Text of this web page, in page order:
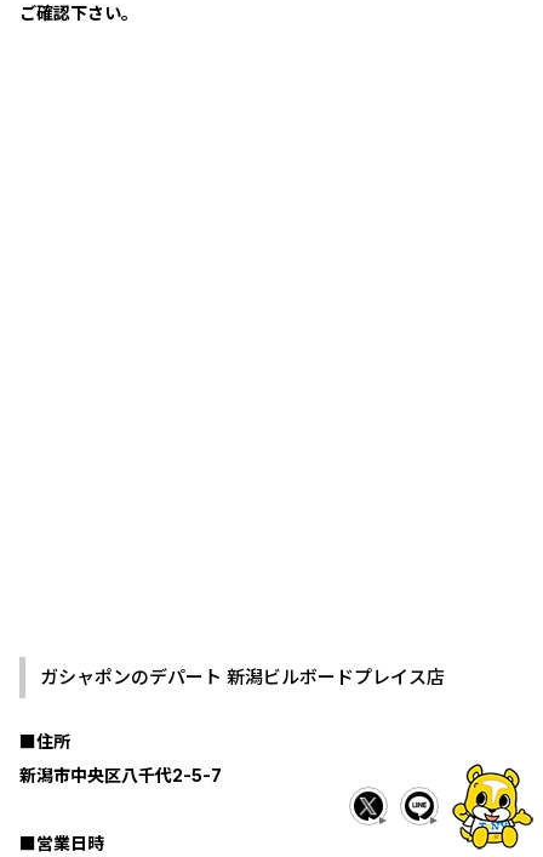
ご確認下さい。
ガシャポンのデパート 新潟ビルボードプレイス店
■住所
新潟市中央区八千代2-5-7
■営業日時